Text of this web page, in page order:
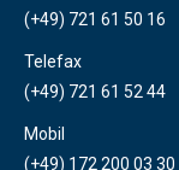
(+49) 721 61 50 16
Telefax
(+49) 721 61 52 44
Mobil
(+49) 172 200 03 30